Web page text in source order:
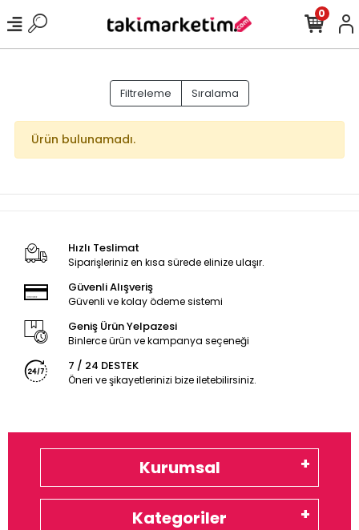
0
Filtreleme Sıralama
Ürün bulunamadı.
Hızlı Teslimat
Siparişleriniz en kısa sürede elinize ulaşır.
Güvenli Alışveriş
Güvenli ve kolay ödeme sistemi
Geniş Ürün Yelpazesi
Binlerce ürün ve kampanya seçeneği
7 / 24 DESTEK
Öneri ve şikayetlerinizi bize iletebilirsiniz.
Kurumsal
Kategoriler